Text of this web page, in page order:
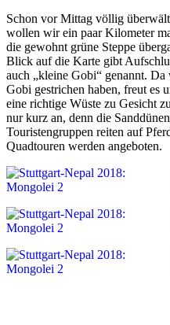
Schon vor Mittag völlig
wollen wir ein paar Kilometer
die gewohnt grüne Steppe
Blick auf die Karte gibt
auch „kleine Gobi“ genannt.
Gobi gestrichen haben, freut es
eine richtige Wüste zu Gesicht
nur kurz an, denn die
Touristengruppen reiten auf
Quadtouren werden angeboten.